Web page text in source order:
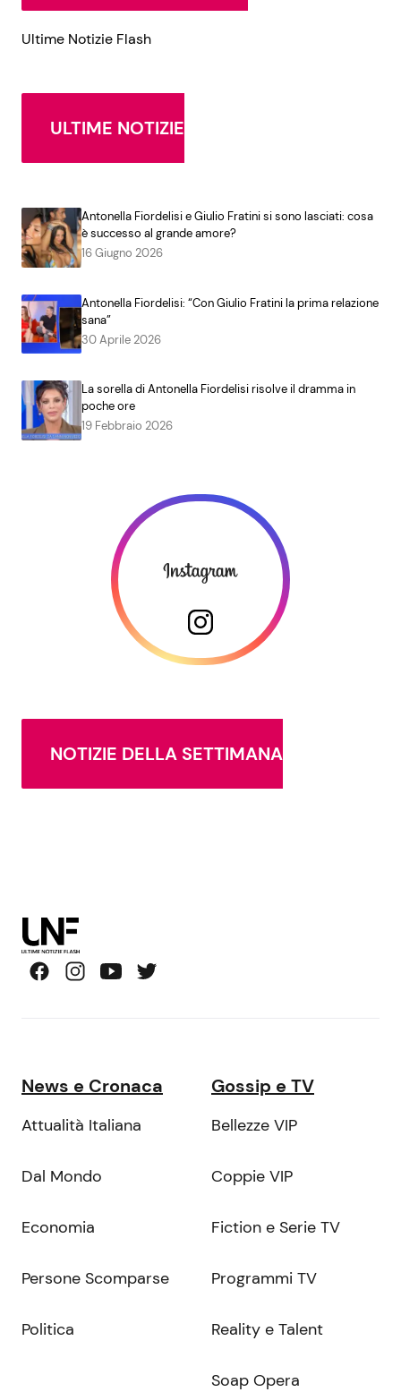
Ultime Notizie Flash
ULTIME NOTIZIE
Antonella Fiordelisi e Giulio Fratini si sono lasciati: cosa
è successo al grande amore?
16 Giugno 2026
Antonella Fiordelisi: “Con Giulio Fratini la prima relazione
sana”
30 Aprile 2026
La sorella di Antonella Fiordelisi risolve il dramma in
poche ore
19 Febbraio 2026
NOTIZIE DELLA SETTIMANA
News e Cronaca
Attualità Italiana
Dal Mondo
Economia
Persone Scomparse
Politica
Gossip e TV
Bellezze VIP
Coppie VIP
Fiction e Serie TV
Programmi TV
Reality e Talent
Soap Opera